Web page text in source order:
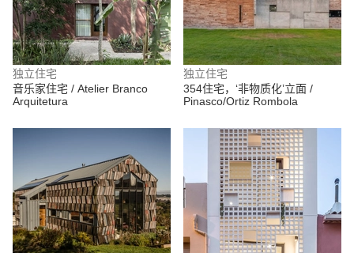
独立住宅
音乐家住宅 / Atelier Branco
Arquitetura
独立住宅
354住宅，‘非物质化’立面 /
Pinasco/Ortiz Rombola